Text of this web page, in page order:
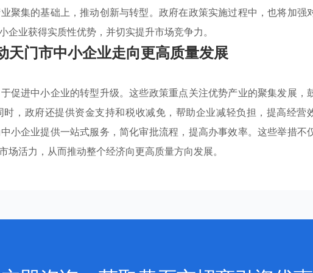
聚集的基础上，推动创新与转型。政府在政策实施过程中，也将加强
业获得实质性优势，并切实提升市场竞争力。
天门市中小企业走向更高质量发展
促进中小企业的转型升级。这些政策重点关注优势产业的聚集发展，
，政府还提供资金支持和税收减免，帮助企业减轻负担，提高经营
小企业提供一站式服务，简化审批流程，提高办事效率。这些举措不
活力，从而推动整个经济向更高质量方向发展。